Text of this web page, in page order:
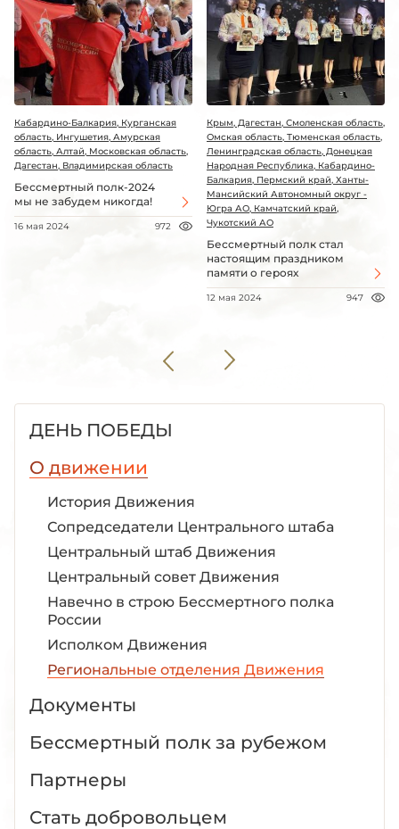
Кабардино-Балкария, Курганская
область, Ингушетия, Амурская
область, Алтай, Московская область,
Дагестан, Владимирская область
Бессмертный полк-2024
мы не забудем никогда!
16 мая 2024 972
Крым, Дагестан, Смоленская область,
Омская область, Тюменская область,
Ленинградская область, Донецкая
Народная Республика, Кабардино-
Балкария, Пермский край, Ханты-
Мансийский Автономный округ -
Югра АО, Камчатский край,
Чукотский АО
Бессмертный полк стал
настоящим праздником
памяти о героях
12 мая 2024 947
ДЕНЬ ПОБЕДЫ
О движении
История Движения
Сопредседатели Центрального штаба
Центральный штаб Движения
Центральный совет Движения
Навечно в строю Бессмертного полка
России
Исполком Движения
Региональные отделения Движения
Документы
Бессмертный полк за рубежом
Партнеры
Стать добровольцем